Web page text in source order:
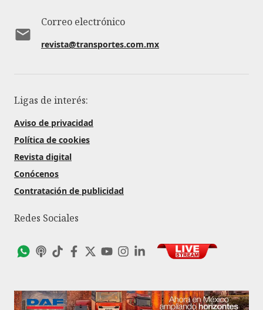
Correo electrónico
revista@transportes.com.mx
Ligas de interés:
Aviso de privacidad
Política de cookies
Revista digital
Conócenos
Contratación de publicidad
Redes Sociales